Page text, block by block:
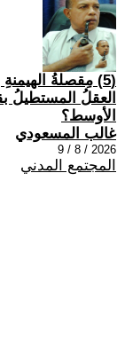
(5) مِقصلةُ
العقلُ المستطيلُ
الأوسط؟
غالب المسعودي
2026 / 8 / 9
المجتمع المدني